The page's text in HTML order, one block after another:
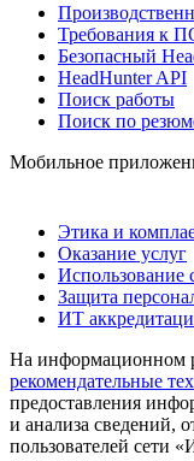
Требования к
Безопасный
HeadHunter API
Поиск работы
Поиск по
Мобильное
Этика и
Оказание услуг
Использование
Защита
ИТ
На информационном
рекомендательные
предоставления
и анализа сведений,
пользователей сети